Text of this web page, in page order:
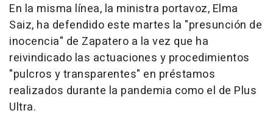
En la misma línea, la ministra portavoz, Elma
Saiz, ha defendido este martes la "presunción de
inocencia" de Zapatero a la vez que ha
reivindicado las actuaciones y procedimientos
"pulcros y transparentes" en préstamos
realizados durante la pandemia como el de Plus
Ultra.